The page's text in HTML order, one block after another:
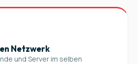
Netzwerk
und Server im selben